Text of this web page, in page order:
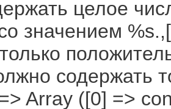
целое
значением
содержать
Array ([0] =>